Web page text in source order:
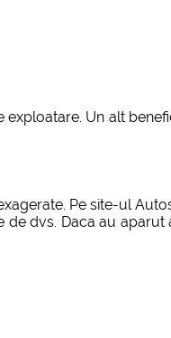
Un alt
Pe site-ul
dvs. Daca au